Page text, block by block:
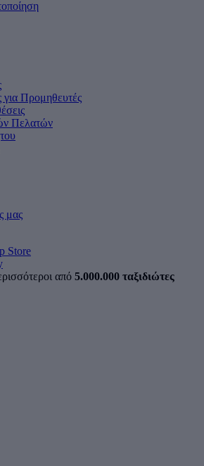
Προμηθευτές
Πελατών
μας
από 5.000.000 ταξιδιώτες